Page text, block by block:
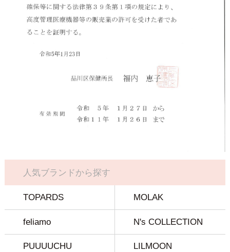
人気ブランドから探す
TOPARDS MOLAK
feliamo N's COLLECTION
PUUUUCHU LILMOON